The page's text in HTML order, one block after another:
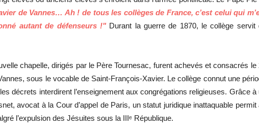
de Vannes… Ah ! de tous les collèges de France, c’est celui qui
autant de défenseurs !"Durant la guerre de 1870, le collège servit
chapelle, dirigés par le Père Tournesac, furent achevés et consacrés le
sous le vocable de Saint-François-Xavier. Le collège connut une
décrets interdirent l’enseignement aux congrégations religieuses. Grâce à
avocat à la Cour d’appel de Paris, un statut juridique inattaquable permit
l’expulsion des Jésuites sous la IIIᵉ République.